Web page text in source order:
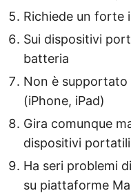
Richiede un forte
Sui dispositivi
batteria
Non è supportato
(iPhone, iPad)
Gira comunque
dispositivi
Ha seri problemi
su piattaforme